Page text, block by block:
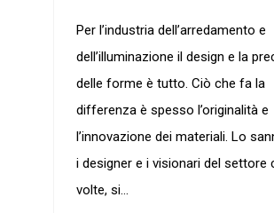
Per l’industria dell’arredamento e
dell’illuminazione il design e la
delle forme è tutto. Ciò che fa la
differenza è spesso l’originalità e
l’innovazione dei materiali. Lo
i designer e i visionari del settore
volte, si…